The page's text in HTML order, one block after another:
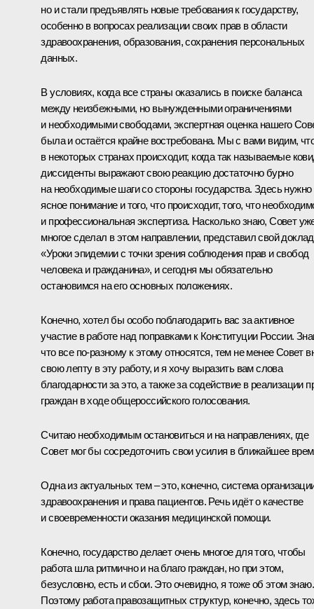
но и стали предъявлять новые требования к государству,
особенно в вопросах реализации своих прав в области
здравоохранения, образования, сохранения персональных
данных.
В условиях, когда все страны оказались в поиске баланса
между неизбежными, но вынужденными ограничениями
и необходимыми свободами, экспертная оценка нашего
была и остаётся крайне востребована. Мы с вами видим,
в некоторых странах происходит, когда так называемые
диссиденты выражают свою реакцию достаточно бурно
на необходимые шаги со стороны государства. Здесь нужно
ясное понимание и того, что происходит, того, что
и профессиональная экспертиза. Насколько знаю, Совет
многое сделал в этом направлении, представил свой доклад
«Уроки эпидемии с точки зрения соблюдения прав и свобод
человека и гражданина», и сегодня мы обязательно
остановимся на его основных положениях.
Конечно, хотел бы особо поблагодарить вас за активное
участие в работе над поправками к Конституции России.
что все по-разному к этому относятся, тем не менее Совет
свою лепту в эту работу, и я хочу выразить вам слова
благодарности за это, а также за содействие в реализации
граждан в ходе общероссийского голосования.
Считаю необходимым остановиться и на направлениях, где
Совет мог бы сосредоточить свои усилия в ближайшее
Одна из актуальных тем – это, конечно, система
здравоохранения и права пациентов. Речь идёт о качестве
и своевременности оказания медицинской помощи.
Конечно, государство делает очень многое для того, чтобы
работа шла ритмично и на благо граждан, но при этом,
безусловно, есть и сбои. Это очевидно, я тоже об этом знаю.
Поэтому работа правозащитных структур, конечно, здесь